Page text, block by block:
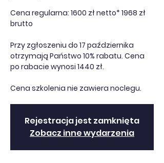
Cena regularna: 1600 zł netto* 1968 zł
brutto
Przy zgłoszeniu do 17 października
otrzymają Państwo 10% rabatu. Cena
po rabacie wynosi 1440 zł.
Cena szkolenia nie zawiera noclegu.
Rejestracja jest zamknięta
Zobacz inne wydarzenia